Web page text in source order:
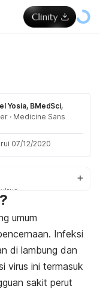
Yosia, BMedSci,
· Medicine Sans
07/12/2020
umum
Infeksi
di lambung dan
virus ini termasuk
sakit perut